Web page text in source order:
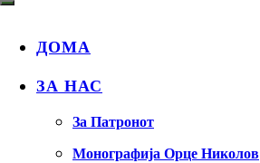
ДОМА
ЗА НАС
За Патронот
Монографија Орце Николов